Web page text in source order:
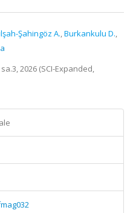
Şahingöz A.,Burkankulu D.,
2026 (SCI-Expanded,